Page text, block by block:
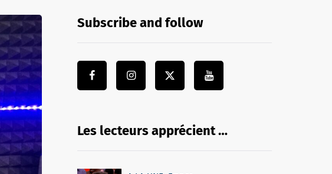
Subscribe and follow
Les lecteurs apprécient …